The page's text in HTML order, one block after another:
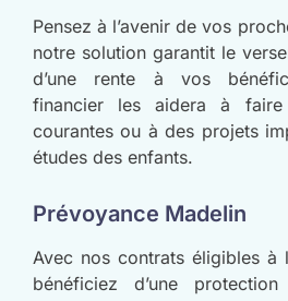
Pensez à l’avenir de vos
notre solution garantit le
d’une rente à vos
financier les aidera à
courantes ou à des projets
études des enfants.
Prévoyance Madelin
Avec nos contrats éligibles à
bénéficiez d’une